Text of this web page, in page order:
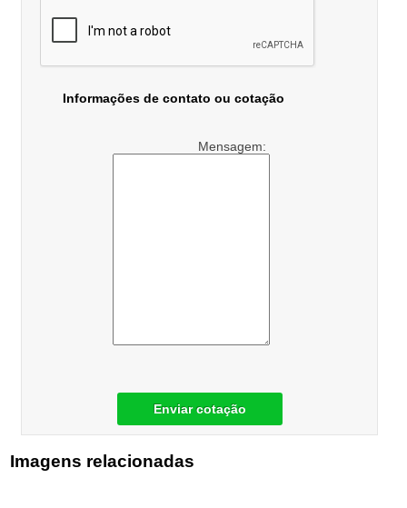
Informações de contato ou cotação
Mensagem:
Enviar cotação
Imagens relacionadas